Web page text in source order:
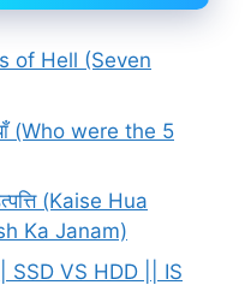
of Hell (Seven
(Who were the 5
(Kaise Hua
Ka Janam)
SSD VS HDD || IS